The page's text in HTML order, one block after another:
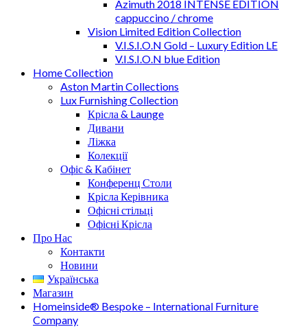
Azimuth 2018 INTENSE EDITION
cappuccino / chrome
Vision Limited Edition Collection
V.I.S.I.O.N Gold – Luxury Edition LE
V.I.S.I.O.N blue Edition
Home Collection
Aston Martin Collections
Lux Furnishing Collection
Крісла & Launge
Дивани
Ліжка
Колекції
Офіс & Кабінет
Конференц Столи
Крісла Керівника
Офісні стільці
Офісні Крісла
Про Нас
Контакти
Новини
Українська
Магазин
Homeinside® Bespoke – International Furniture
Company